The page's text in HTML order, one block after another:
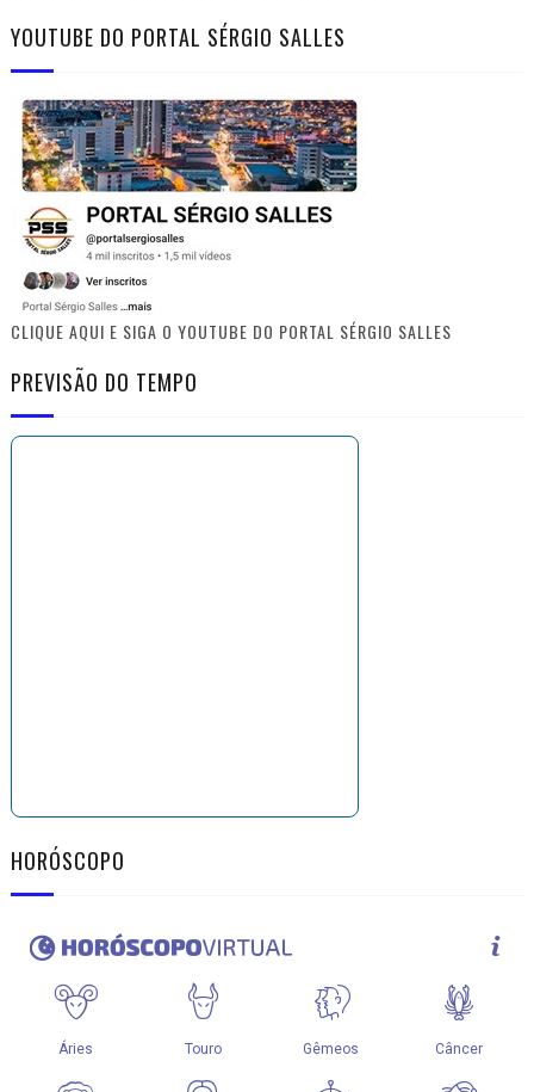
YOUTUBE DO PORTAL SÉRGIO SALLES
CLIQUE AQUI E SIGA O YOUTUBE DO PORTAL SÉRGIO SALLES
PREVISÃO DO TEMPO
HORÓSCOPO